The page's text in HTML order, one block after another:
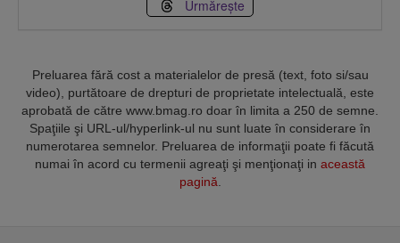
Urmărește
Preluarea fără cost a materialelor de presă (text, foto si/sau
video), purtătoare de drepturi de proprietate intelectuală, este
aprobată de către www.bmag.ro doar în limita a 250 de semne.
Spaţiile şi URL-ul/hyperlink-ul nu sunt luate în considerare în
numerotarea semnelor. Preluarea de informaţii poate fi făcută
numai în acord cu termenii agreaţi şi menţionaţi in această
pagină